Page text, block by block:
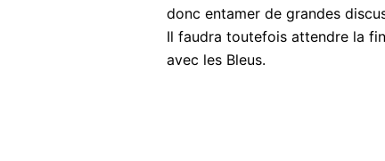
donc entamer de grandes
Il faudra toutefois attendre la
avec les Bleus.